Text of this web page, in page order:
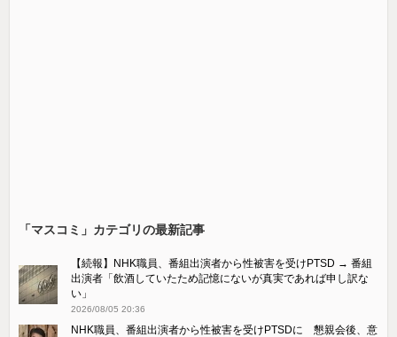
「マスコミ」カテゴリの最新記事
【続報】NHK職員、番組出演者から性被害を受けPTSD → 番組
出演者「飲酒していたため記憶にないが真実であれば申し訳な
い」
2026/08/05 20:36
NHK職員、番組出演者から性被害を受けPTSDに 懇親会後、意